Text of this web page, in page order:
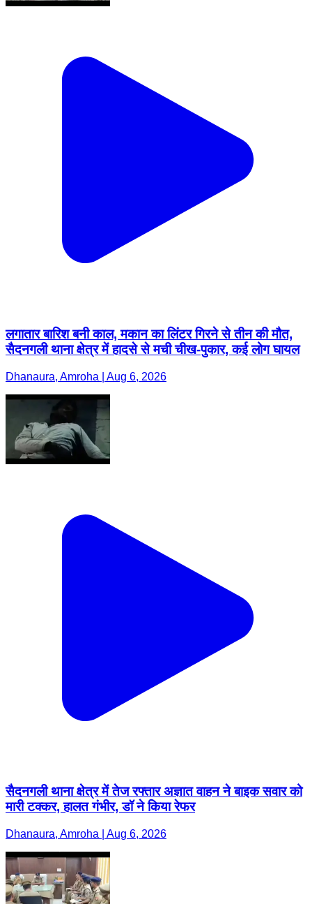
लगातार बारिश बनी काल, मकान का लिंटर गिरने से तीन की मौत,
सैदनगली थाना क्षेत्र में हादसे से मची चीख-पुकार, कई लोग घायल
Dhanaura, Amroha | Aug 6, 2026
सैदनगली थाना क्षेत्र में तेज रफ्तार अज्ञात वाहन ने बाइक सवार को
मारी टक्कर, हालत गंभीर, डॉ ने किया रेफर
Dhanaura, Amroha | Aug 6, 2026